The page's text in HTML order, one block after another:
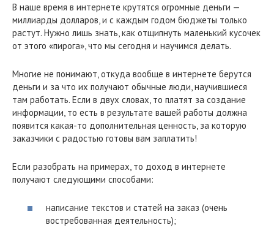
В наше время в интернете крутятся огромные деньги —
миллиарды долларов, и с каждым годом бюджеты только
растут. Нужно лишь знать, как отщипнуть маленький кусочек
от этого «пирога», что мы сегодня и научимся делать.
Многие не понимают, откуда вообще в интернете берутся
деньги и за что их получают обычные люди, научившиеся
там работать. Если в двух словах, то платят за создание
информации, то есть в результате вашей работы должна
появится какая-то дополнительная ценность, за которую
заказчики с радостью готовы вам заплатить!
Если разобрать на примерах, то доход в интернете
получают следующими способами:
написание текстов и статей на заказ (очень
востребованная деятельность);